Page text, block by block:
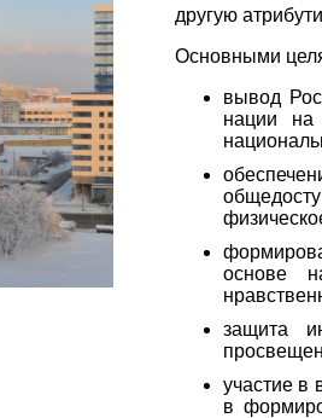
другую
Основными
вывод
нации на
основе
защита
участие в
в